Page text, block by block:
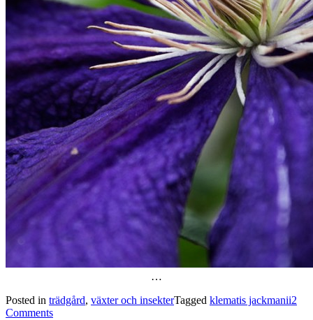
…
Posted in trädgård, växter och insekterTagged klematis jackmanii2
Comments